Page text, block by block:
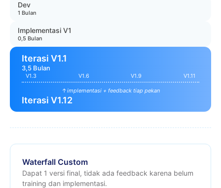
Dev
1 Bulan
Implementasi V1
0,5 Bulan
Iterasi V1.1
3,5 Bulan
V1.3 V1.6 V1.9 V1.11
↑implementasi + feedback tiap pekan
Iterasi V1.12
Waterfall Custom
Dapat 1 versi final, tidak ada feedback karena belum
training dan implementasi.